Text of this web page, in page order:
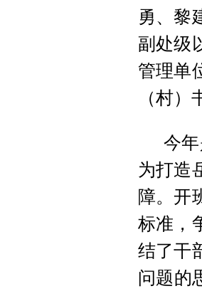
勇、黎
副处级
管理单
（村
今
为打造
障。开
标准，
结了干
问题的